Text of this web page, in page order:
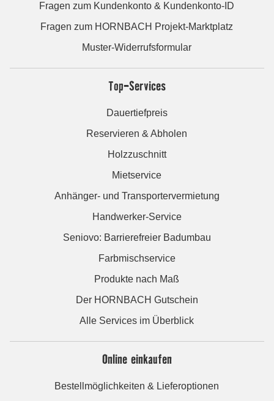
Fragen zum Kundenkonto & Kundenkonto-ID
Fragen zum HORNBACH Projekt-Marktplatz
Muster-Widerrufsformular
Top-Services
Dauertiefpreis
Reservieren & Abholen
Holzzuschnitt
Mietservice
Anhänger- und Transportervermietung
Handwerker-Service
Seniovo: Barrierefreier Badumbau
Farbmischservice
Produkte nach Maß
Der HORNBACH Gutschein
Alle Services im Überblick
Online einkaufen
Bestellmöglichkeiten & Lieferoptionen